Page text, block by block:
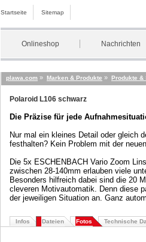
Startseite Sitemap
Onlineshop Nachrichten
plawa.com » Marken & Produkte » Produkte &
Polaroid L106 schwarz
Die Präzise für jede
Nur mal ein kleines Detail oder gleich
festhalten? Kein Problem mit der
Die 5x ESCHENBACH Vario Zoom
zwischen 28-140mm erlauben viele
Besonders hilfreich dabei sind die 20
cleveren Motivautomatik. Denn diese
der jeweiligen Situation an. Ganz
Infos Dateien Fotos Technische